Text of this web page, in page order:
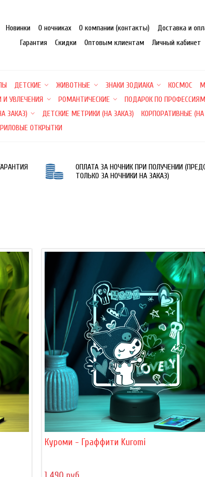
Новинки О ночниках О компании (контакты)
Доставка и
Гарантия
Скидки Оптовым клиентам Личный кабинет
ДЕТСКИЕ ЖИВОТНЫЕ ЗНАКИ ЗОДИАКА КОСМОС
И УВЛЕЧЕНИЯ РОМАНТИЧЕСКИЕ ПОДАРОК ПО ПРОФЕССИЯМ
ЗАКАЗ) ДЕТСКИЕ МЕТРИКИ (НА ЗАКАЗ) КОРПОРАТИВНЫЕ (НА
ОТКРЫТКИ
ОПЛАТА ЗА НОЧНИК ПРИ ПОЛУЧЕНИИ
ТОЛЬКО ЗА НОЧНИКИ НА ЗАКАЗ)
Куроми - Граффити Kuromi